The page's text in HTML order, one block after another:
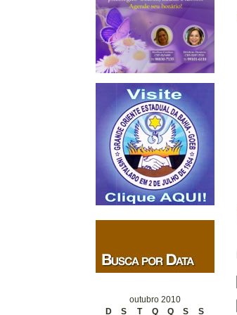
outubro 2010
D
S T Q Q S
S